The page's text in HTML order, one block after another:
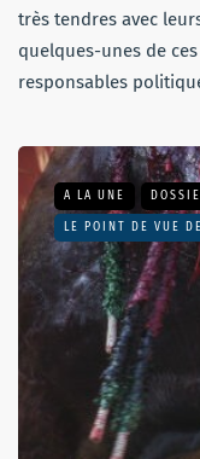
très tendres avec
quelques-unes de
responsables
A LA UNE
LE POINT DE VUE